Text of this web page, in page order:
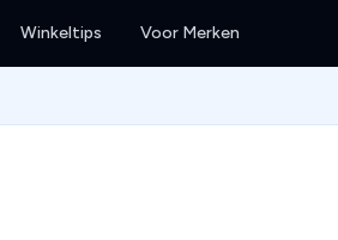
Winkeltips Voor Merken